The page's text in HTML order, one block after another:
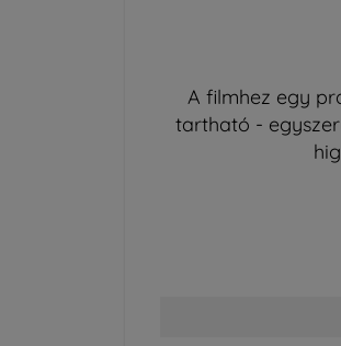
A filmhez egy
tartható -